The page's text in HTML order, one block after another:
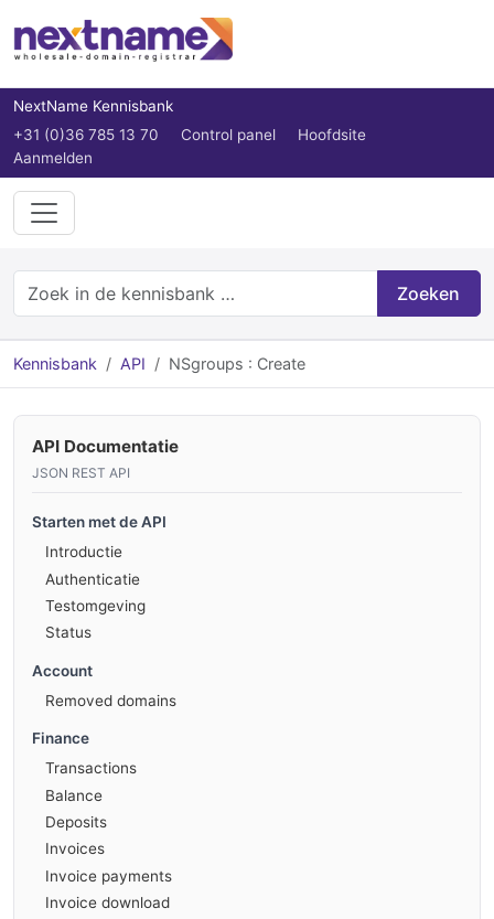
NextName Kennisbank
+31 (0)36 785 13 70
Control panel
Hoofdsite
Aanmelden
Zoeken
Kennisbank API NSgroups : Create
API Documentatie
JSON REST API
Starten met de API
Introductie
Authenticatie
Testomgeving
Status
Account
Removed domains
Finance
Transactions
Balance
Deposits
Invoices
Invoice payments
Invoice download